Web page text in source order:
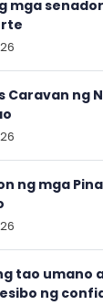
mga
Caravan ng
ng mga
tao umano
ng